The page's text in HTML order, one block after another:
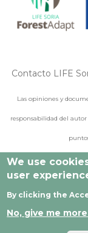
Contacto LIFE
Las opiniones y
responsabilidad del
We use
user
By clicking the
No, give me